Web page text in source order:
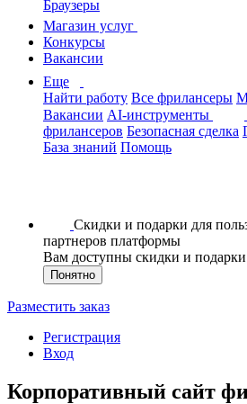
Браузеры
Магазин услуг
Конкурсы
Вакансии
Еще
Найти работу Все фрилансеры
Вакансии AI-инструменты
фрилансеров Безопасная сделка
База знаний Помощь
Скидки и подарки для
партнеров платформы
Вам доступны скидки и
Понятно
Разместить заказ
Регистрация
Вход
Корпоративный сайт